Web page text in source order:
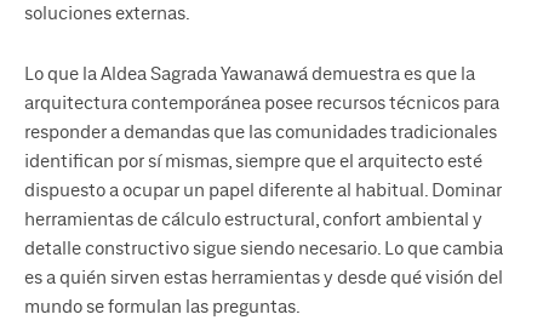
soluciones externas.
Lo que la Aldea Sagrada Yawanawá demuestra es que la
arquitectura contemporánea posee recursos técnicos para
responder a demandas que las comunidades tradicionales
identifican por sí mismas, siempre que el arquitecto esté
dispuesto a ocupar un papel diferente al habitual. Dominar
herramientas de cálculo estructural, confort ambiental y
detalle constructivo sigue siendo necesario. Lo que cambia
es a quién sirven estas herramientas y desde qué visión del
mundo se formulan las preguntas.